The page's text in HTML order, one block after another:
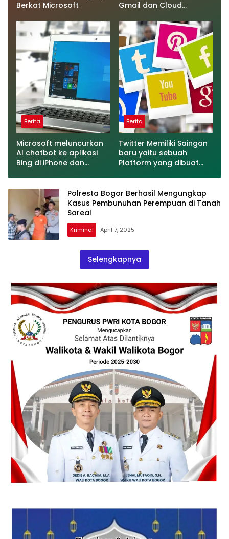
Berkat Microsoft
Gmail dan Cloud
Berita
Microsoft meluncurkan
AI chatbot ke aplikasi
Bing di iPhone dan
Berita
Twitter Memiliki Saingan
baru yaitu sebuah
Platform yang dibuat
Polresta Bogor Berhasil Mengungkap
Kasus Pembunuhan Perempuan di Tanah
Sareal
Kriminal April 7, 2025
Selengkapnya